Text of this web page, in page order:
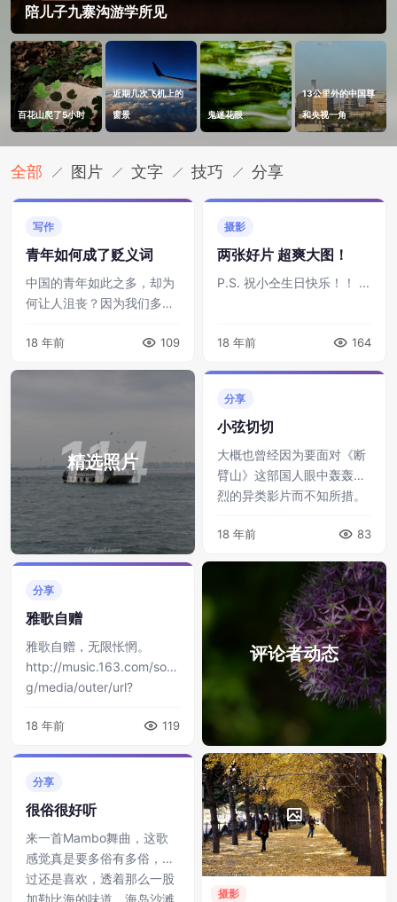
陪儿子九寨沟游学所见
百花山爬了5小时
近期几次飞机上的
窗景
鬼迷花眼
13公里外的中国尊
和央视一角
全部 图片 文字 技巧 分享
写作
青年如何成了贬义词
中国的青年如此之多，却为
何让人沮丧？因为我们多得
多得常常对同根兄弟冷嘲热
18 年前 109
摄影
两张好片 超爽大图！
P.S. 祝小仝生日快乐！！ ...
18 年前 164
114
精选照片
分享
小弦切切
大概也曾经因为要面对《断
臂山》这部国人眼中轰轰烈
烈的异类影片而不知所措。
乐音抽调出来听，才发现那
山，真的是太美好了 ...
18 年前 83
分享
雅歌自赠
雅歌自赠，无限怅惘。
http://music.163.com/son
g/media/outer/url?
《Once Upo ...
18 年前 119
评论者动态
分享
很俗很好听
来一首Mambo舞曲，这歌
感觉真是要多俗有多俗，不
过还是喜欢，透着那么一股
加勒比海的味道，海岛沙滩
摄影